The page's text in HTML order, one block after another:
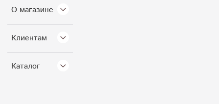
О магазине
Клиентам
Каталог